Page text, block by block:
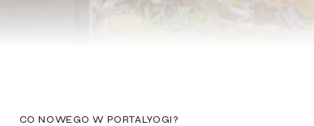
CO NOWEGO W PORTALYOGI?